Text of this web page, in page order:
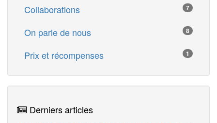
7
Collaborations
8
On parle de nous
1
Prix et récompenses
Derniers articles